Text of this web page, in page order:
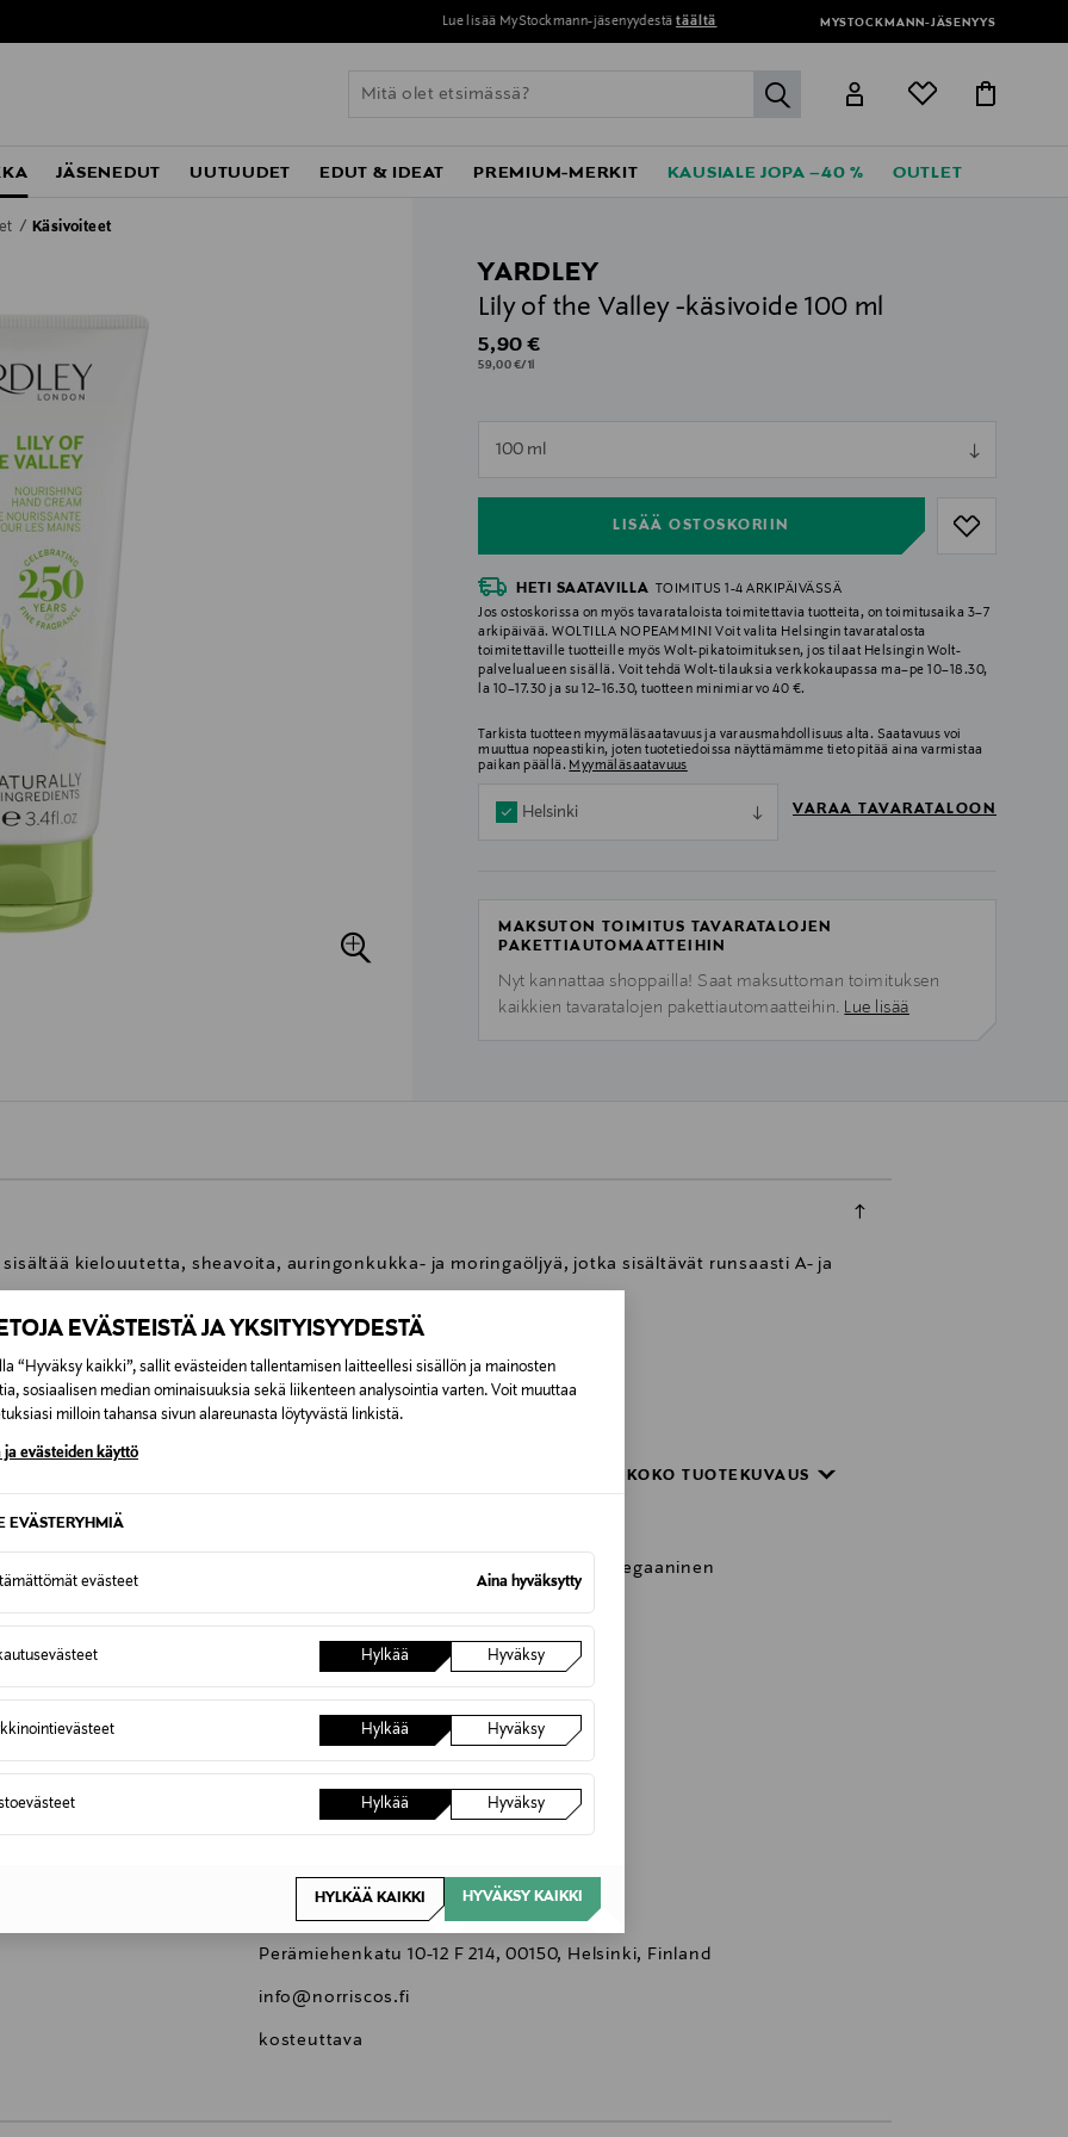
EVÄSTEISTÄ JA YKSITYISYYDESTÄ
“Hyväksy kaikki”, sallit evästeiden tallentamisen laitteellesi sisällön ja mainosten
sosiaalisen median ominaisuuksia sekä liikenteen analysointia varten. Voit muuttaa
milloin tahansa sivun alareunasta löytyvästä linkistä.
ja evästeiden käyttö
EVÄSTERYHMIÄ
evästeet Aina hyväksytty
Hylkää Hyväksy
Hylkää Hyväksy
Hylkää Hyväksy
HYLKÄÄ KAIKKI HYVÄKSY KAIKKI
täältä MYSTOCKMANN-JÄSENYYS
label.header.go
JÄSENEDUT UUTUUDET EDUT & IDEAT PREMIUM-MERKIT KAUSIALE JOPA –40 % OUTLET
Käsivoiteet
YARDLEY
Lily of the Valley -käsivoide 100 ml
Original Price
5,90 €
59,00 €/1l
100 ml
LISÄÄ OSTOSKORIIN
null
HETI SAATAVILLA
TOIMITUS 1-4 ARKIPÄIVÄSSÄ
Jos ostoskorissa on myös tavarataloista toimitettavia tuotteita, on toimitusaika 3–7
arkipäivää. WOLTILLA NOPEAMMIN! Voit valita Helsingin tavaratalosta
toimitettaville tuotteille myös Wolt-pikatoimituksen, jos tilaat Helsingin Wolt-
palvelualueen sisällä. Voit tehdä Wolt-tilauksia verkkokaupassa ma–pe 10–18.30,
la 10–17.30 ja su 12–16.30, tuotteen minimiarvo 40 €.
Tarkista tuotteen myymäläsaatavuus ja varausmahdollisuus alta. Saatavuus voi
muuttua nopeastikin, joten tuotetiedoissa näyttämämme tieto pitää aina varmistaa
paikan päällä. Myymäläsaatavuus
Helsinki VARAA TAVARATALOON
MAKSUTON TOIMITUS TAVARATALOJEN
PAKETTIAUTOMAATTEIHIN
Nyt kannattaa shoppailla! Saat maksuttoman toimituksen
kaikkien tavaratalojen pakettiautomaatteihin. Lue lisää
kielouutetta, sheavoita, auringonkukka- ja moringaöljyä, jotka sisältävät runsaasti A- ja
pehmeäksi ja sileäksi.
jossa mukana päärynää, liljaa ja freesiaa yhdistettynä samettiseen myskiin.
LUE KOKO TUOTEKUVAUS
Sisältää jopa 95% luonnollisia ainesosia. Vegaaninen
Vegaaninen
Kaikki ihotyypit
Kukkainen tuoksu
Voidemainen
Norris Cosmetics Oy
Perämiehenkatu 10-12 F 214, 00150, Helsinki, Finland
info@norriscos.fi
kosteuttava